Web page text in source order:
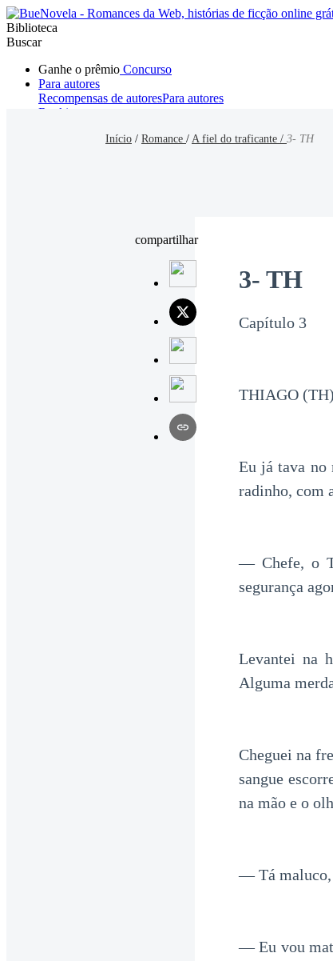
Biblioteca
Buscar
Ganhe o prêmio Concurso
Para autores
Recompensas de autoresPara autores
Ranking
Início / Romance / A fiel do traficante / 3- TH
compartilhar
3- TH
Capítulo 3
THIAGO
Eu já tava no
radinho, com
— Chefe, o
segurança
Levantei na
Alguma
Cheguei na
sangue
na mão e o
— Tá maluco,
— Eu vou